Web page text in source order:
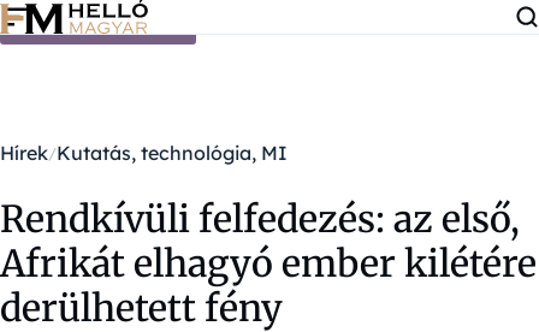
Ugrás a tartalomra
Hírek Kutatás, technológia, MI
Rendkívüli felfedezés: az első,
Afrikát elhagyó ember kilétére
derülhetett fény